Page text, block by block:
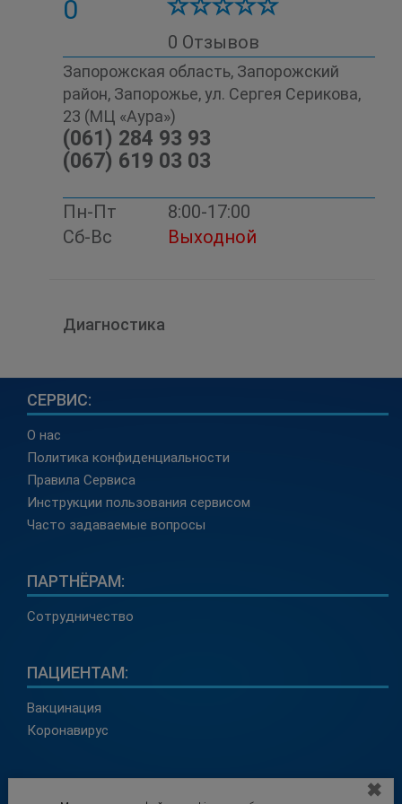
0
0 Отзывов
Запорожская область, Запорожский
район, Запорожье, ул. Сергея Серикова,
23 (МЦ «Аура»)
(061) 284 93 93
(067) 619 03 03
Пн-Пт
8:00-17:00
Сб-Вс
Выходной
Диагностика
СЕРВИС:
О нас
Политика конфиденциальности
Правила Сервиса
Инструкции пользования сервисом
Часто задаваемые вопросы
ПАРТНЁРАМ:
Сотрудничество
ПАЦИЕНТАМ:
Вакцинация
Коронавирус
✖